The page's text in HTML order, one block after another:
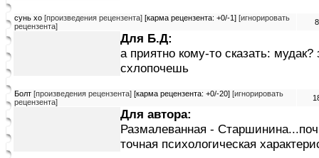
сунь хо [произведения рецензента] [карма рецензента: +0/-1] [игнорировать
рецензента]
Для Б.Д:
а приятно кому-то сказать:
схлопочешь
Болт [произведения рецензента] [карма рецензента: +0/-20] [игнорировать
рецензента]
Для автора:
Размалеванная -
точная психологическая